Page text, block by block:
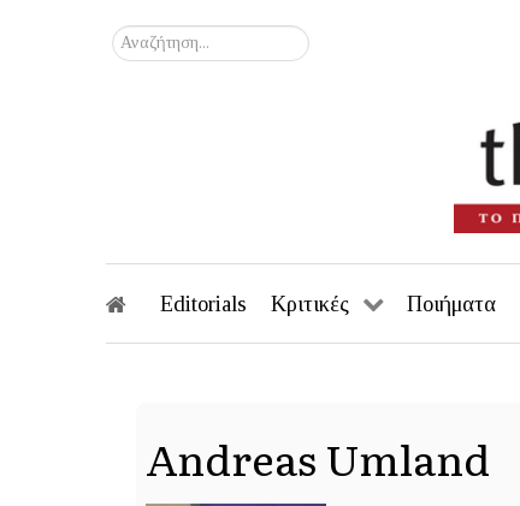
Αναζήτηση...
Editorials Κριτικές Ποιήματα
Andreas Umland